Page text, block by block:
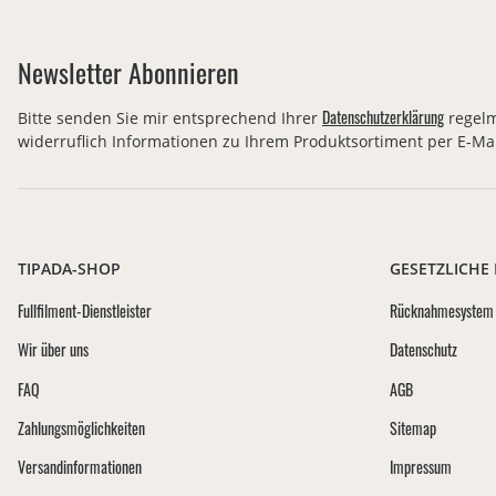
Newsletter Abonnieren
Bitte senden Sie mir entsprechend Ihrer Datenschutzerklärung
widerruflich Informationen zu Ihrem Produktsortiment per E-
TIPADA-SHOP
Fullfilment-Dienstleister
Wir über uns
FAQ
Zahlungsmöglichkeiten
Versandinformationen
Datenschutz
AGB
Sitemap
Impressum